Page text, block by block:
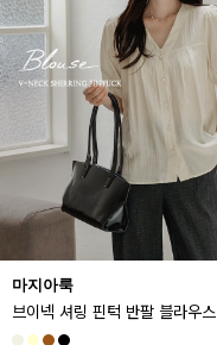
마지아룩
브이넥 셔링 핀턱 반팔 블라우스